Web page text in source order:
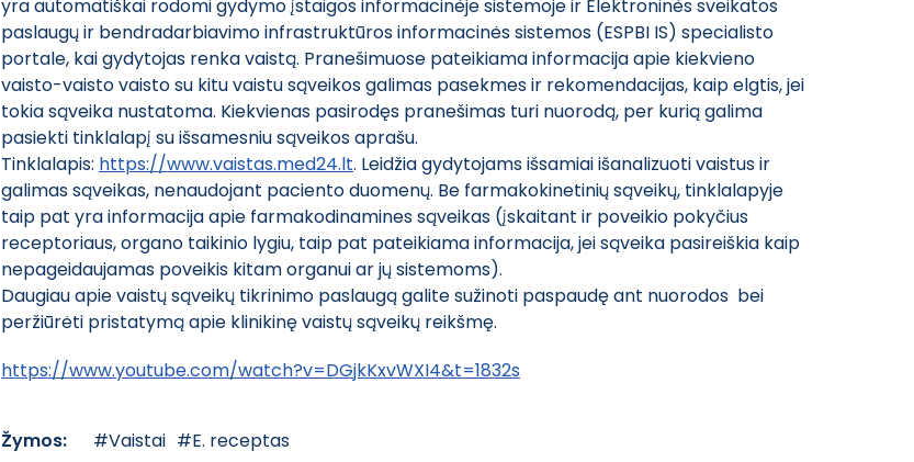
yra automatiškai rodomi gydymo įstaigos informacinėje sistemoje ir Elektroninės sveikatos
paslaugų ir bendradarbiavimo infrastruktūros informacinės sistemos (ESPBI IS) specialisto
portale, kai gydytojas renka vaistą. Pranešimuose pateikiama informacija apie kiekvieno
vaisto-vaisto vaisto su kitu vaistu sąveikos galimas pasekmes ir rekomendacijas, kaip elgtis, jei
tokia sąveika nustatoma. Kiekvienas pasirodęs pranešimas turi nuorodą, per kurią galima
pasiekti tinklalapį su išsamesniu sąveikos aprašu.
Tinklalapis: https://www.vaistas.med24.lt. Leidžia gydytojams išsamiai išanalizuoti vaistus ir
galimas sąveikas, nenaudojant paciento duomenų. Be farmakokinetinių sąveikų, tinklalapyje
taip pat yra informacija apie farmakodinamines sąveikas (įskaitant ir poveikio pokyčius
receptoriaus, organo taikinio lygiu, taip pat pateikiama informacija, jei sąveika pasireiškia kaip
nepageidaujamas poveikis kitam organui ar jų sistemoms).
Daugiau apie vaistų sąveikų tikrinimo paslaugą galite sužinoti paspaudę ant nuorodos bei
peržiūrėti pristatymą apie klinikinę vaistų sąveikų reikšmę.
https://www.youtube.com/watch?v=DGjkKxvWXI4&t=1832s
Žymos: #Vaistai #E. receptas